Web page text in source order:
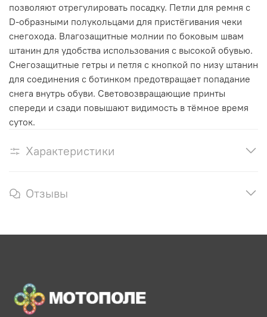
позволяют отрегулировать посадку. Петли для ремня с
D-образными полукольцами для пристёгивания чеки
снегохода. Влагозащитные молнии по боковым швам
штанин для удобства использования с высокой обувью.
Снегозащитные гетры и петля с кнопкой по низу штанин
для соединения с ботинком предотвращает попадание
снега внутрь обуви. Световозвращающие принты
спереди и сзади повышают видимость в тёмное время
суток.
Характеристики
Отзывы